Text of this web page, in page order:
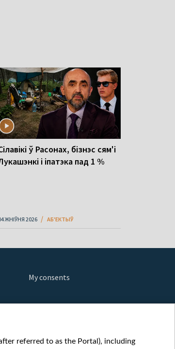
ў Расонах, бізнэс сям'і
і іпатэка пад 1 %
ЖНІЎНЯ 2026 АБ'ЕКТЫЎ
My consents
referred to as the Portal), including